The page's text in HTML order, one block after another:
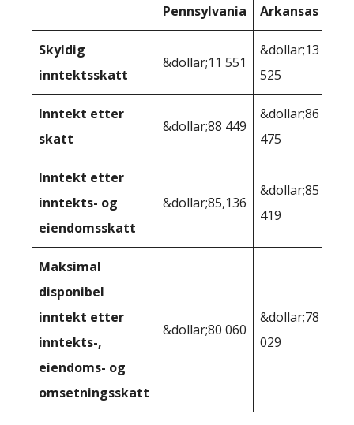
Pennsylvania Arkansas
Skyldig
inntektsskatt
&dollar;11 551
&dollar;13
525
Inntekt etter
skatt
&dollar;88 449
&dollar;86
475
Inntekt etter
inntekts- og
eiendomsskatt
&dollar;85,136
&dollar;85
419
Maksimal
disponibel
inntekt etter
inntekts-,
eiendoms- og
omsetningsskatt
&dollar;80 060
&dollar;78
029